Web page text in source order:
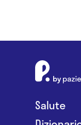
Salute